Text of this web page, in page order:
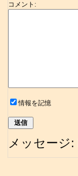
コメント:
情報を記憶
メッセージ: